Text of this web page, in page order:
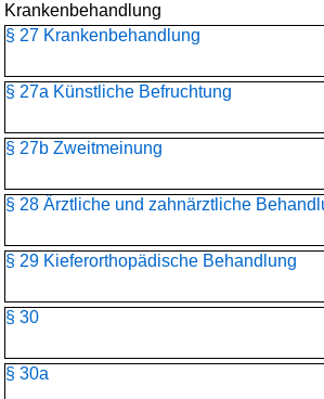
Krankenbehandlung
§ 27 Krankenbehandlung
§ 27a Künstliche Befruchtung
§ 27b Zweitmeinung
§ 28 Ärztliche und zahnärztliche
§ 29 Kieferorthopädische Behandlung
§ 30
§ 30a